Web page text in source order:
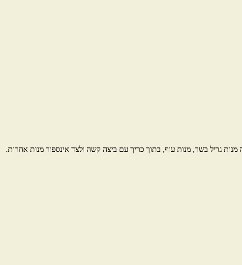
מנות גריל בשר, מנות עוף, בתוך כריך עם ביצה קשה ולצד אינספור מנות אחרות.